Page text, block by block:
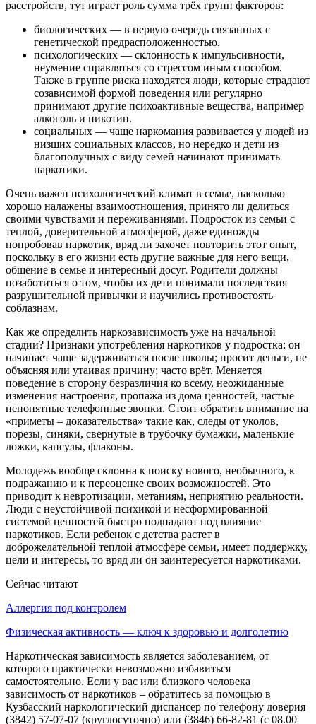
расстройств, тут играет роль сумма трёх групп факторов:
биологических — в первую очередь связанных с
генетической предрасположенностью.
психологических — склонность к импульсивности,
неумение справляться со стрессом иным способом.
Также в группе риска находятся люди, которые страдают
созависимой формой поведения или регулярно
принимают другие психоактивные вещества, например
алкоголь и никотин.
социальных — чаще наркомания развивается у людей из
низших социальных классов, но нередко и дети из
благополучных с виду семей начинают принимать
наркотики.
Очень важен психологический климат в семье, насколько
хорошо налажены взаимоотношения, принято ли делиться
своими чувствами и переживаниями. Подросток из семьи с
теплой, доверительной атмосферой, даже единожды
попробовав наркотик, вряд ли захочет повторить этот опыт,
поскольку в его жизни есть другие важные для него вещи,
общение в семье и интересный досуг. Родители должны
позаботиться о том, чтобы их дети понимали последствия
разрушительной привычки и научились противостоять
соблазнам.
Как же определить наркозависимость уже на начальной
стадии? Признаки употребления наркотиков у подростка: он
начинает чаще задерживаться после школы; просит деньги, не
объясняя или утаивая причину; часто врёт. Меняется
поведение в сторону безразличия ко всему, неожиданные
изменения настроения, пропажа из дома ценностей, частые
непонятные телефонные звонки. Стоит обратить внимание на
«приметы – доказательства» такие как, следы от уколов,
порезы, синяки, свернутые в трубочку бумажки, маленькие
ложки, капсулы, флаконы.
Молодежь вообще склонна к поиску нового, необычного, к
подражанию и к переоценке своих возможностей. Это
приводит к невротизации, метаниям, неприятию реальности.
Люди с неустойчивой психикой и несформированной
системой ценностей быстро подпадают под влияние
наркотиков. Если ребенок с детства растет в
доброжелательной теплой атмосфере семьи, имеет поддержку,
цели и интересы, то вряд ли он заинтересуется наркотиками.
Сейчас читают
Аллергия под контролем
Физическая активность — ключ к здоровью и долголетию
Наркотическая зависимость является заболеванием, от
которого практически невозможно избавиться
самостоятельно. Если у вас или близкого человека
зависимость от наркотиков – обратитесь за помощью в
Кузбасский наркологический диспансер по телефону доверия
(3842) 57-07-07 (круглосуточно) или (3846) 66-82-81 (с 08.00